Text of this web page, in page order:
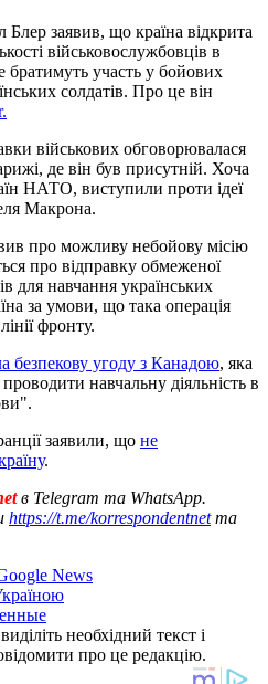
заявив, що країна відкрита
військовослужбовців в
братимуть участь у бойових
солдатів. Про це він
військових обговорювалася
де він був присутній. Хоча
НАТО, виступили проти ідеї
Макрона.
про можливу небойову місію
про відправку обмеженої
для навчання українських
за умови, що така операція
фронту.
безпекову угоду з Канадою, яка
навчальну діяльність в
заявили, що не
.
в Telegram та WhatsApp.
https://t.me/korrespondentnetта
News
необхідний текст і
про це редакцію.